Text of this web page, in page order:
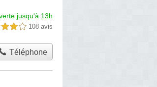
jusqu'à 13h
sur 5 108 avis
Téléphone